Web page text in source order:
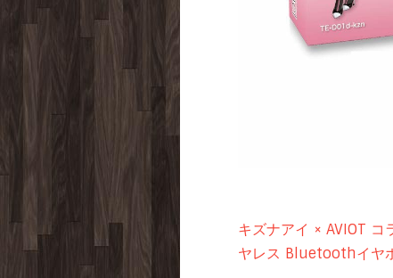
キズナアイ × AVIOT
ヤレス Bluetoothイヤ